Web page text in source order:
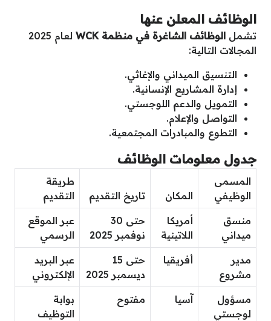
الوظائف المعلن عنها
تشمل الوظائف الشاغرة في منظمة WCK
لعام 2025
المجالات التالية:
التنسيق الميداني والإغاثي.
إدارة المشاريع الإنسانية.
التمويل والدعم اللوجستي.
التواصل والإعلام.
التطوع والمبادرات المجتمعية.
جدول معلومات الوظائف
المسمى
الوظيفي
المكان تاريخ التقديم
طريقة
التقديم
منسق
ميداني
أمريكا
اللاتينية
حتى 30
نوفمبر 2025
عبر الموقع
الرسمي
مدير
مشروع
أفريقيا
حتى 15
ديسمبر 2025
عبر البريد
الإلكتروني
مسؤول
لوجستي
آسيا مفتوح
بوابة
التوظيف